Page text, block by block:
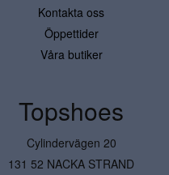
Kontakta oss
Öppettider
Våra butiker
Topshoes
Cylindervägen 20
131 52 NACKA STRAND